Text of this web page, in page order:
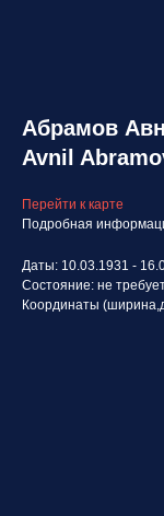
Абрамов
Avnil
Перейти к карте
Подробная
Даты: 10.03.1931 -
Состояние: не
Координаты